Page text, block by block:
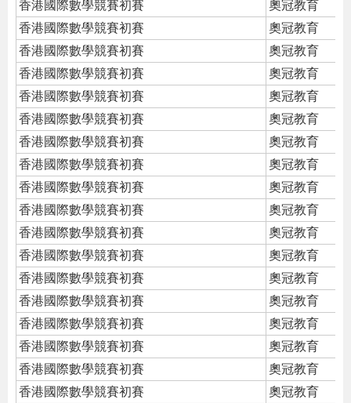
香港國際數學競賽初賽
奧冠教育
香港國際數學競賽初賽
奧冠教育
香港國際數學競賽初賽
奧冠教育
香港國際數學競賽初賽
奧冠教育
香港國際數學競賽初賽
奧冠教育
香港國際數學競賽初賽
奧冠教育
香港國際數學競賽初賽
奧冠教育
香港國際數學競賽初賽
奧冠教育
香港國際數學競賽初賽
奧冠教育
香港國際數學競賽初賽
奧冠教育
香港國際數學競賽初賽
奧冠教育
香港國際數學競賽初賽
奧冠教育
香港國際數學競賽初賽
奧冠教育
香港國際數學競賽初賽
奧冠教育
香港國際數學競賽初賽
奧冠教育
香港國際數學競賽初賽
奧冠教育
香港國際數學競賽初賽
奧冠教育
香港國際數學競賽初賽
奧冠教育